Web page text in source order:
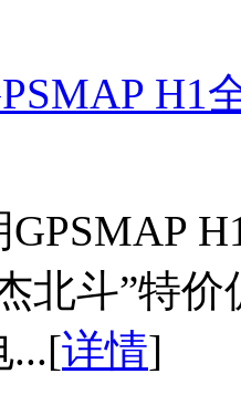
H1
北斗”特
...[详情]